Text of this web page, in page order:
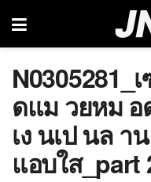
N0305281_
ดแม วยหม อ
เง นเป นล า
แอบใส_part